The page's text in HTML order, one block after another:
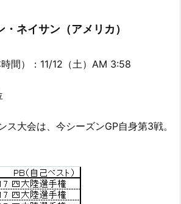
・ネイサン（アメリカ）
間）：11/12（土）AM 3:58
ス大会は、今シーズンGP自身第3戦。